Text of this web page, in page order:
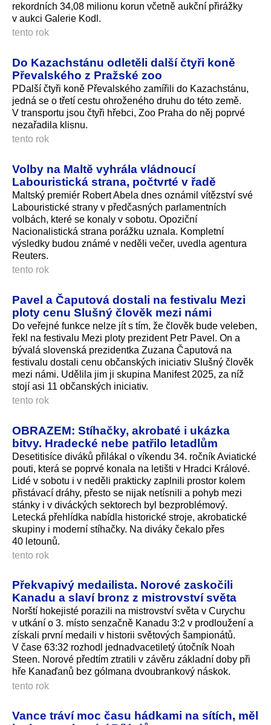
rekordních 34,08 milionu korun včetně aukční přirážky
v aukci Galerie Kodl.
tento rok
Do Kazachstánu odletěli další čtyři koně
Převalského z Pražské zoo
PDalší čtyři koně Převalského zamířili do Kazachstánu,
jedná se o třetí cestu ohroženého druhu do této země.
V transportu jsou čtyři hřebci, Zoo Praha do něj poprvé
nezařadila klisnu.
tento rok
Volby na Maltě vyhrála vládnoucí
Labouristická strana, počtvrté v řadě
Maltský premiér Robert Abela dnes oznámil vítězství své
Labouristické strany v předčasných parlamentních
volbách, které se konaly v sobotu. Opoziční
Nacionalistická strana porážku uznala. Kompletní
výsledky budou známé v neděli večer, uvedla agentura
Reuters.
tento rok
Pavel a Čaputová dostali na festivalu Mezi
ploty cenu Slušný člověk mezi námi
Do veřejné funkce nelze jít s tím, že člověk bude veleben,
řekl na festivalu Mezi ploty prezident Petr Pavel. On a
bývalá slovenská prezidentka Zuzana Čaputová na
festivalu dostali cenu občanských iniciativ Slušný člověk
mezi námi. Udělila jim ji skupina Manifest 2025, za níž
stojí asi 11 občanských iniciativ.
tento rok
OBRAZEM: Stíhačky, akrobaté i ukázka
bitvy. Hradecké nebe patřilo letadlům
Desetitisíce diváků přilákal o víkendu 34. ročník Aviatické
pouti, která se poprvé konala na letišti v Hradci Králové.
Lidé v sobotu i v neděli prakticky zaplnili prostor kolem
přistávací dráhy, přesto se nijak netísnili a pohyb mezi
stánky i v diváckých sektorech byl bezproblémový.
Letecká přehlídka nabídla historické stroje, akrobatické
skupiny i moderní stíhačky. Na diváky čekalo přes
40 letounů.
tento rok
Překvapivý medailista. Norové zaskočili
Kanadu a slaví bronz z mistrovství světa
Norští hokejisté porazili na mistrovství světa v Curychu
v utkání o 3. místo senzačně Kanadu 3:2 v prodloužení a
získali první medaili v historii světových šampionátů.
V čase 63:32 rozhodl jednadvacetiletý útočník Noah
Steen. Norové předtím ztratili v závěru základní doby při
hře Kanaďanů bez gólmana dvoubrankový náskok.
tento rok
Vance tráví moc času hádkami na sítích, měl